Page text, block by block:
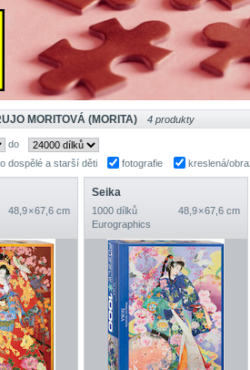
MORITOVÁ (MORITA) 4 produkty
do
dospělé a starší děti fotografie kreslená/
48,9 × 67,6 cm
Seika
1000 dílků
48,9 × 67,6 cm
Eurographics